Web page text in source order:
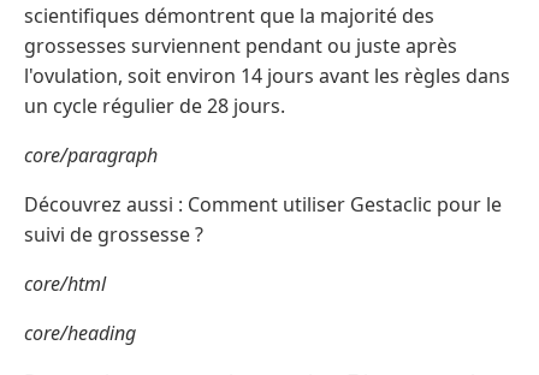
scientifiques démontrent que la majorité des
grossesses surviennent pendant ou juste après
l'ovulation, soit environ 14 jours avant les règles dans
un cycle régulier de 28 jours.
core/paragraph
Découvrez aussi : Comment utiliser Gestaclic pour le
suivi de grossesse ?
core/html
core/heading